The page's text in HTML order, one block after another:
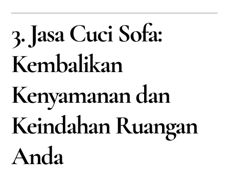
3. Jasa Cuci Sofa:
Kembalikan
Kenyamanan dan
Keindahan Ruangan
Anda